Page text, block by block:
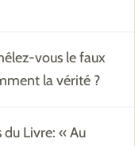
vous le faux
la vérité ?
Livre: « Au